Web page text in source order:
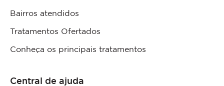
Bairros atendidos
Tratamentos Ofertados
Conheça os principais tratamentos
Central de ajuda